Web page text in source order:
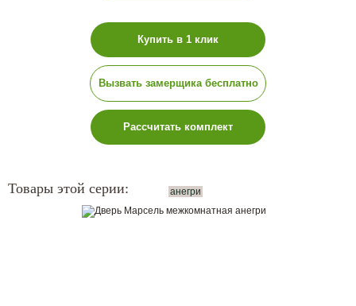
Купить в 1 клик
Вызвать замерщика бесплатно
Рассчитать комплект
Товары этой серии: анегри